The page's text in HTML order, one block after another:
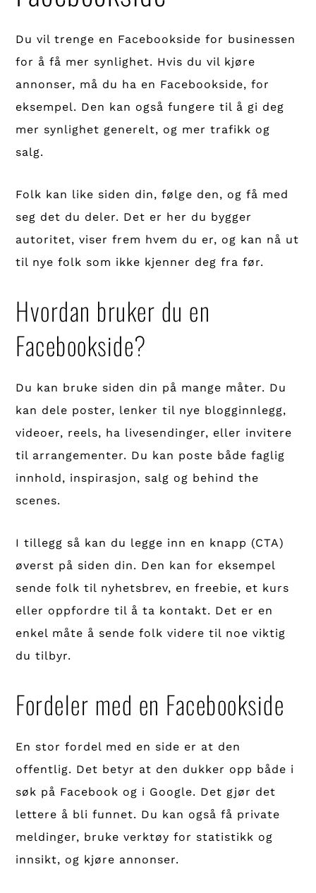
Du vil trenge en Facebookside for businessen
for å få mer synlighet. Hvis du vil kjøre
annonser, må du ha en Facebookside, for
eksempel. Den kan også fungere til å gi deg
mer synlighet generelt, og mer trafikk og
salg.
Folk kan like siden din, følge den, og få med
seg det du deler. Det er her du bygger
autoritet, viser frem hvem du er, og kan nå ut
til nye folk som ikke kjenner deg fra før.
Hvordan bruker du en
Facebookside?
Du kan bruke siden din på mange måter. Du
kan dele poster, lenker til nye blogginnlegg,
videoer, reels, ha livesendinger, eller invitere
til arrangementer. Du kan poste både faglig
innhold, inspirasjon, salg og behind the
scenes.
I tillegg så kan du legge inn en knapp (CTA)
øverst på siden din. Den kan for eksempel
sende folk til nyhetsbrev, en freebie, et kurs
eller oppfordre til å ta kontakt. Det er en
enkel måte å sende folk videre til noe viktig
du tilbyr.
Fordeler med en Facebookside
En stor fordel med en side er at den
offentlig. Det betyr at den dukker opp både i
søk på Facebook og i Google. Det gjør det
lettere å bli funnet. Du kan også få private
meldinger, bruke verktøy for statistikk og
innsikt, og kjøre annonser.